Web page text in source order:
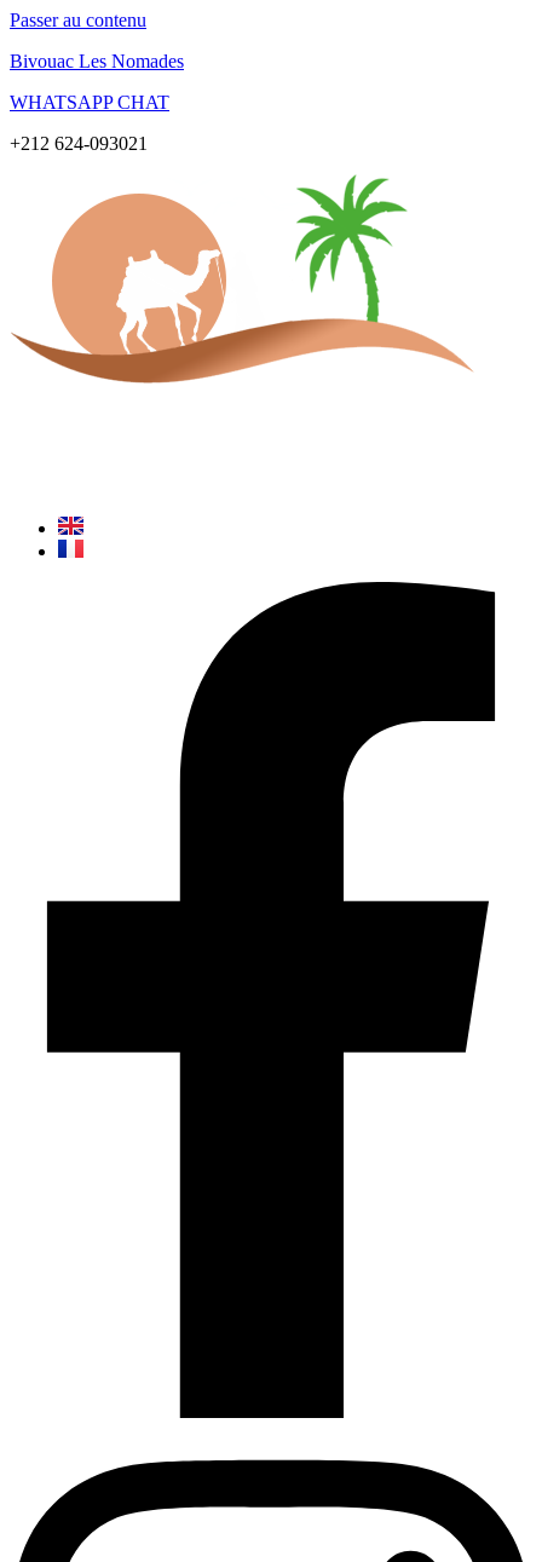
Passer au contenu
Bivouac Les Nomades
WHATSAPP CHAT
+212 624-093021